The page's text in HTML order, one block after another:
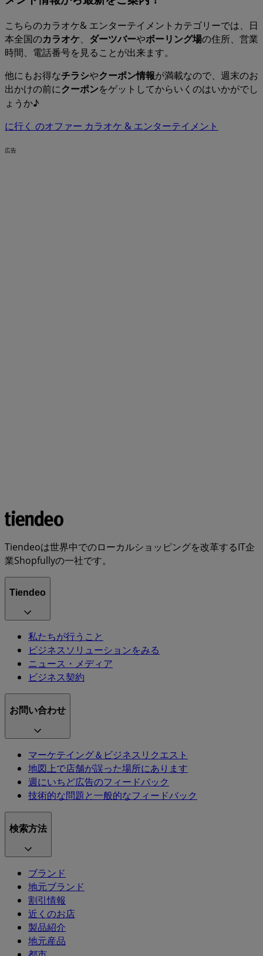
こちらのカラオケ& エンターテイメントカテゴリーでは、日
本全国のカラオケ、 ダーツバーやボーリング場の住所、営業
時間、電話番号を見ることが出来ます。
他にもお得なチラシやクーポン情報が満載なので、週末のお
出かけの前にクーポンをゲットしてからいくのはいかがでし
ょうか♪
に行く のオファー カラオケ & エンターテイメント
広告
Tiendeoは世界中でのローカルショッピングを改革するIT企
業Shopfullyの一社です。
Tiendeo
私たちが行うこと
ビジネスソリューションをみる
ニュース・メディア
ビジネス契約
お問い合わせ
マーケテイング＆ビジネスリクエスト
地図上で店舗が誤った場所にあります
週にいちど広告のフィードバック
技術的な問題と一般的なフィードバック
検索方法
ブランド
地元ブランド
割引情報
近くのお店
製品紹介
地元産品